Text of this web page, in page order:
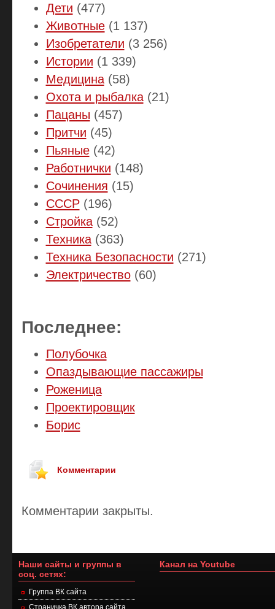
Дети (477)
Животные(1 137)
Изобретатели (3 256)
Истории (1 339)
Медицина(58)
Охота и рыбалка(21)
Пацаны (457)
Притчи (45)
Пьяные(42)
Работнички (148)
Сочинения (15)
СССР(196)
Стройка(52)
Техника(363)
Техника Безопасности (271)
Электричество(60)
Последнее:
Полубочка
Опаздывающие пассажиры
Роженица
Проектировщик
Борис
Комментарии
Комментарии закрыты.
Наши сайты и группы в
соц. сетях:
Группа ВК сайта
Страничка ВК автора сайта
Канал на Youtube